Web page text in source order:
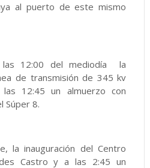
al puerto de este mismo
las 12:00 del mediodía la
de transmisión de 345 kv
12:45 un almuerzo con
Súper 8.
la inauguración del Centro
Castro y a las 2:45 un